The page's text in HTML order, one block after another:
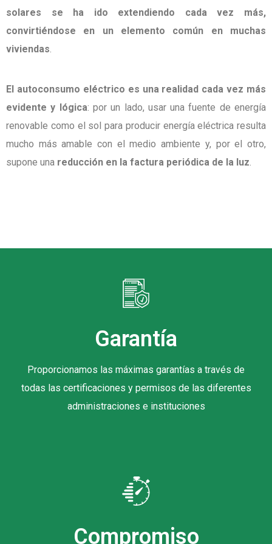
solares se ha ido extendiendo cada vez más,
convirtiéndose en un elemento común en muchas
viviendas
El autoconsumo eléctrico es una realidad cada vez más
evidente y lógica: por un lado, usar una fuente de energía
renovable como el sol para producir energía eléctrica resulta
mucho más amable con el medio ambiente y, por el otro,
supone una reducción en la factura periódica de la luz
Garantía
Proporcionamos las máximas garantías a través de
todas las certificaciones y permisos de las diferentes
administraciones e instituciones
Compromiso